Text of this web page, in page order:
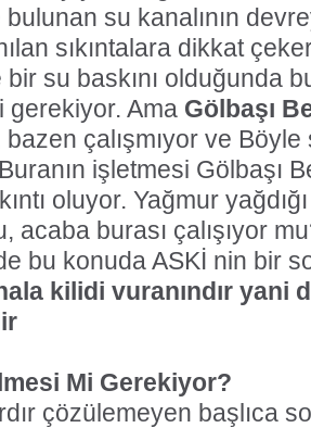
bulunan su kanalının
sıkıntalara dikkat
bir su baskını olduğunda
gerekiyor. Ama Gölbaşı
bazen çalışmıyor ve
işletmesi Gölbaşı
oluyor. Yağmur
acaba burası çalışıyor
bu konuda ASKİ nin bir
kilidi vuranındır yani
Mi Gerekiyor?
çözülemeyen başlıca